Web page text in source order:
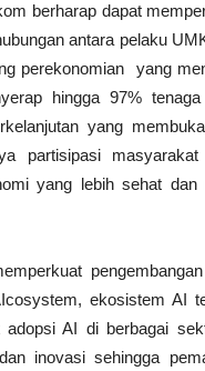
berharap dapat
antara pelaku
perekonomian yang
hingga 97%
yang
partisipasi
yang lebih sehat
ekosistem AI
adopsi AI di berbagai
inovasi sehingga